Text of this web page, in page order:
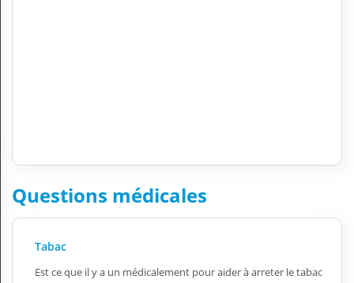
Questions médicales
Tabac
Est ce que il y a un médicalement pour aider à arreter le tabac